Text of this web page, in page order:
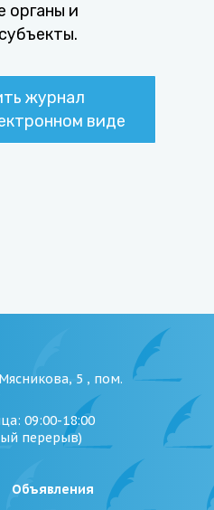
органы и
журнал
виде
5 , пом.
: 09:00-18:00
перерыв)
Объявления